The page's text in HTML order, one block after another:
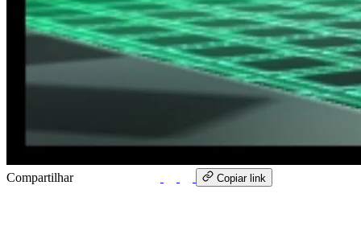
Compartilhar Copiar link